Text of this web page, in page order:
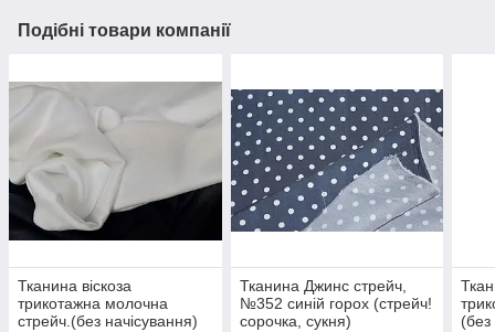
Подібні товари компанії
Тканина віскоза
трикотажна молочна
стрейч.(без начісування)
Тканина Джинс стрейч,
№352 синій горох (стрейч!
сорочка, сукня)
(без